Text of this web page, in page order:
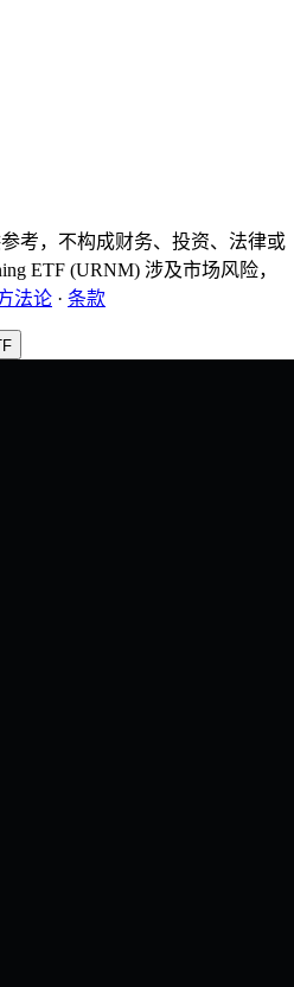
考，不构成财务、投资、法律或
ETF (URNM) 涉及市场风险，
法论 · 条款